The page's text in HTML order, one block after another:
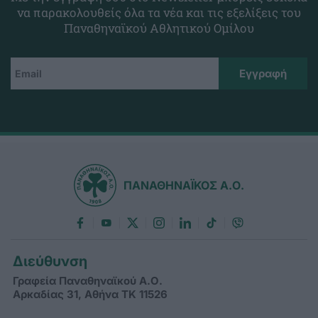
να παρακολουθείς όλα τα νέα και τις εξελίξεις του
Παναθηναϊκού Αθλητικού Ομίλου
ΠΑΝΑΘΗΝΑΪΚΟΣ Α.Ο.
Διεύθυνση
Γραφεία Παναθηναϊκού Α.Ο.
Αρκαδίας 31, Αθήνα ΤΚ 11526